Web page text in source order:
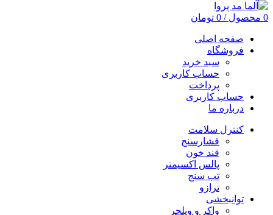
0 محصول /
0 تومان
صفحه اصلی
فروشگاه
سبد خرید
حساب کاربری
پرداخت
حساب کاربری
درباره ما
کنترل سلامت
فشارسنج
قند خون
پالس اکسیمتر
تب سنج
ترازو
توانبخشی
واکر و ویلچر